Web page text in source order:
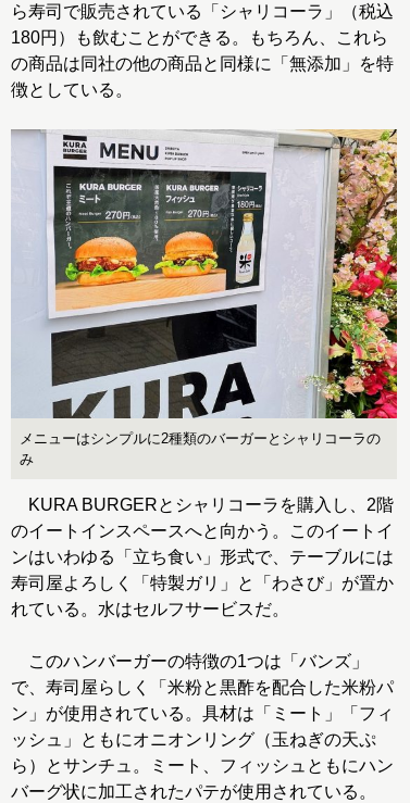
ら寿司で販売されている「シャリコーラ」（税込
180円）も飲むことができる。もちろん、これら
の商品は同社の他の商品と同様に「無添加」を特
徴としている。
メニューはシンプルに2種類のバーガーとシャリコーラの
み
KURA BURGERとシャリコーラを購入し、2階
のイートインスペースへと向かう。このイートイ
ンはいわゆる「立ち食い」形式で、テーブルには
寿司屋よろしく「特製ガリ」と「わさび」が置か
れている。水はセルフサービスだ。
このハンバーガーの特徴の1つは「バンズ」
で、寿司屋らしく「米粉と黒酢を配合した米粉パ
ン」が使用されている。具材は「ミート」「フィ
ッシュ」ともにオニオンリング（玉ねぎの天ぷ
ら）とサンチュ。ミート、フィッシュともにハン
バーグ状に加工されたパテが使用されている。